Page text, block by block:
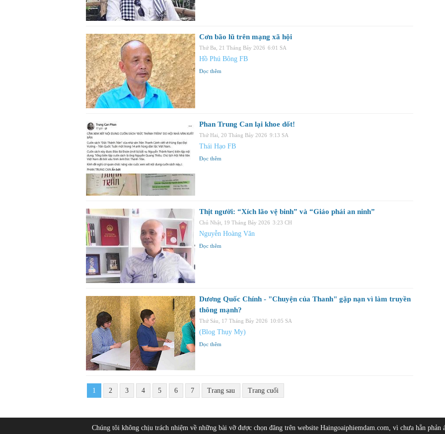
Cơn bão lũ trên mạng xã hội
Thứ Ba, 21 Tháng Bảy 2026 6:01 SA
Hồ Phú Bông FB
Đọc thêm
Phan Trung Can lại khoe dốt!
Thứ Hai, 20 Tháng Bảy 2026 9:13 SA
Thái Hạo FB
Đọc thêm
Thịt người: “Xích lão vệ binh” và “Giáo phái an ninh”
Chủ Nhật, 19 Tháng Bảy 2026 3:23 CH
Nguyễn Hoàng Văn
Đọc thêm
Dương Quốc Chính - "Chuyện của Thanh" gặp nạn vì làm truyền
thông mạnh?
Thứ Sáu, 17 Tháng Bảy 2026 10:05 SA
(Blog Thụy My)
Đọc thêm
1 2 3 4 5 6 7 Trang sau Trang cuối
Chúng tôi không chịu trách nhiệm về những bài vỡ được chọn đăng trên website Haingoaiphiemdam.com, vì chưa hẳn